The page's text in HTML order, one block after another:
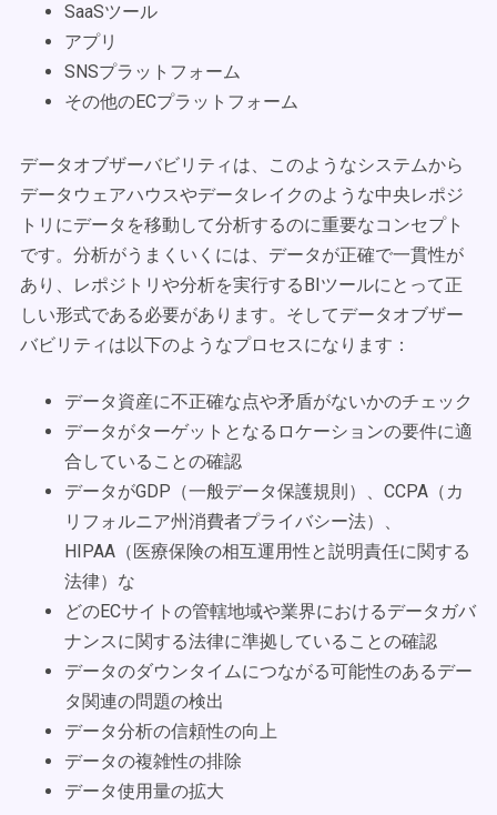
SaaSツール
アプリ
SNSプラットフォーム
その他のECプラットフォーム
データオブザーバビリティは、このようなシステムから
データウェアハウスやデータレイクのような中央レポジ
トリにデータを移動して分析するのに重要なコンセプト
です。分析がうまくいくには、データが正確で一貫性が
あり、レポジトリや分析を実行するBIツールにとって正
しい形式である必要があります。そしてデータオブザー
バビリティは以下のようなプロセスになります：
データ資産に不正確な点や矛盾がないかのチェック
データがターゲットとなるロケーションの要件に適
合していることの確認
データがGDP（一般データ保護規則）、CCPA（カ
リフォルニア州消費者プライバシー法）、
HIPAA（医療保険の相互運用性と説明責任に関する
法律）な
どのECサイトの管轄地域や業界におけるデータガバ
ナンスに関する法律に準拠していることの確認
データのダウンタイムにつながる可能性のあるデー
タ関連の問題の検出
データ分析の信頼性の向上
データの複雑性の排除
データ使用量の拡大